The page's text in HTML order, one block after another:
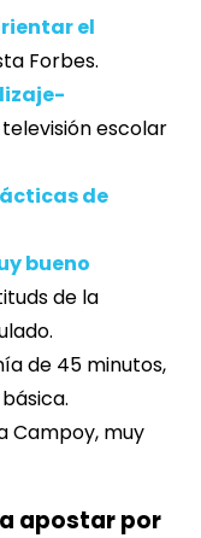
el
Forbes.
escolar
de
bueno
de la
de 45 minutos,
Campoy, muy
apostar por